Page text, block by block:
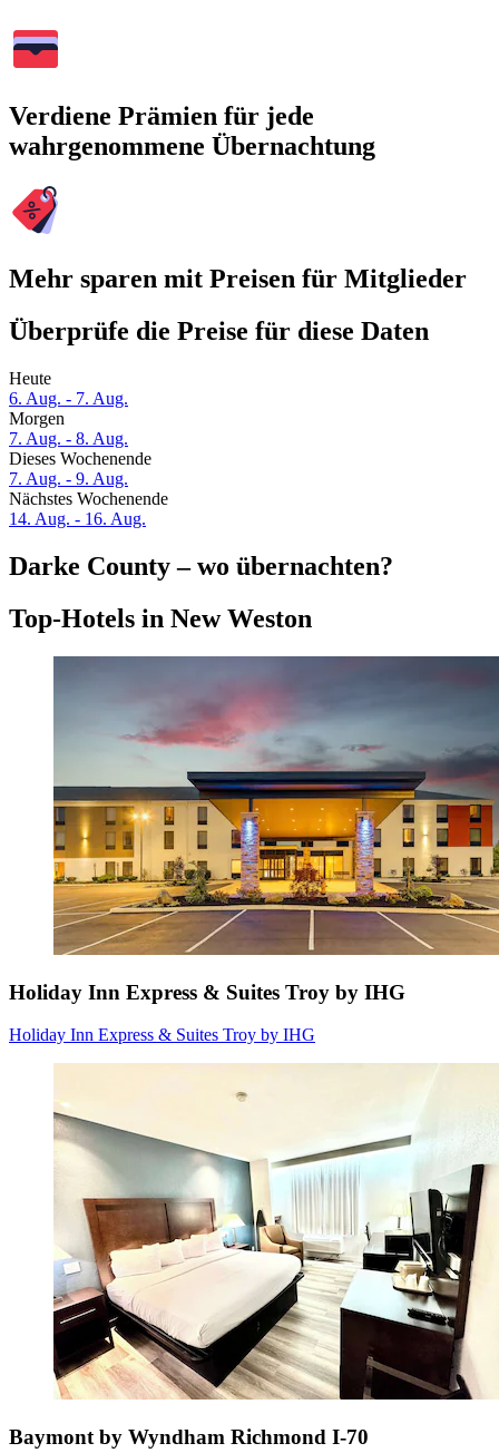
Verdiene Prämien für jede
wahrgenommene Übernachtung
Mehr sparen mit Preisen für Mitglieder
Überprüfe die Preise für diese Daten
Heute
6. Aug. - 7. Aug.
Morgen
7. Aug. - 8. Aug.
Dieses Wochenende
7. Aug. - 9. Aug.
Nächstes Wochenende
14. Aug. - 16. Aug.
Darke County – wo übernachten?
Top-Hotels in New Weston
Holiday Inn Express & Suites Troy by IHG
Holiday Inn Express & Suites Troy by IHG
Baymont by Wyndham Richmond I-70